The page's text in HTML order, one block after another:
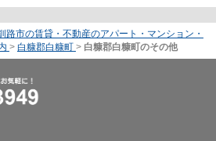
路市の賃貸・不動産のアパート・マンション・
> 白糠郡白糠町 > 白糠郡白糠町のその他